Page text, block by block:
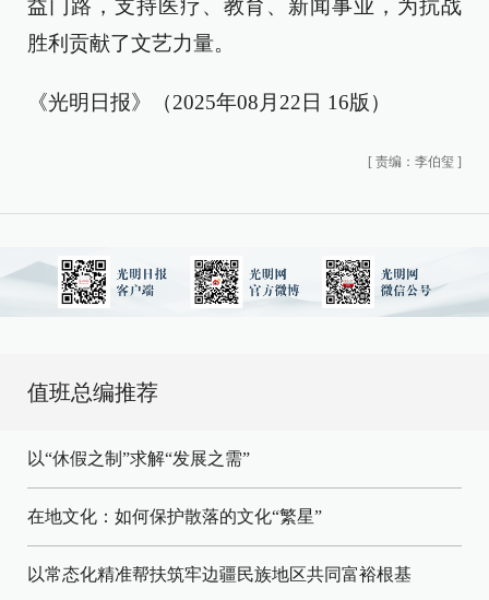
益门路，支持医疗、教育、新闻事业，为抗战
胜利贡献了文艺力量。
《光明日报》（2025年08月22日 16版）
[ 责编：李伯玺 ]
值班总编推荐
以“休假之制”求解“发展之需”
在地文化：如何保护散落的文化“繁星”
以常态化精准帮扶筑牢边疆民族地区共同富裕根基